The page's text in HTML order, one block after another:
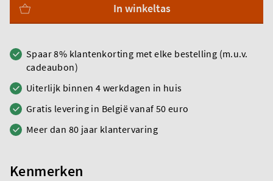
In winkeltas
Spaar 8% klantenkorting met elke bestelling (m.u.v.
cadeaubon)
Uiterlijk binnen 4 werkdagen in huis
Gratis levering in België vanaf 50 euro
Meer dan 80 jaar klantervaring
Kenmerken